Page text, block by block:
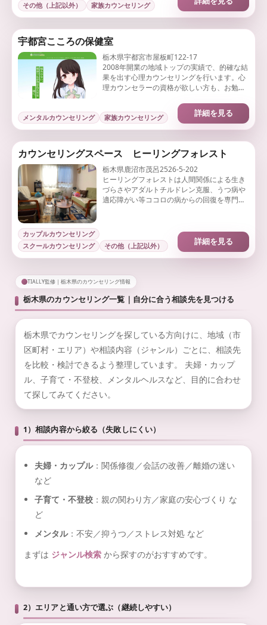
その他（上記以外） 家族カウンセリング
宇都宮こころの保健室
栃木県宇都宮市屋板町122-17
2008年開業の地域トップの実績で、的確な結
果を出す心理カウンセリングを行います。心
理カウンセラーの資格が欲しい方も、お勉強
メンタルカウンセリング 家族カウンセリング 詳細を見る
カウンセリングスペース ヒーリングフォレスト
栃木県鹿沼市茂呂2526-5-202
ヒーリングフォレストは人間関係による生き
づらさやアダルトチルドレン克服、うつ病や
適応障がい等ココロの病からの回復を専門と
カップルカウンセリング
スクールカウンセリング
その他（上記以外） 詳細を見る
TIALLY監修｜栃木県のカウンセリング情報
栃木県のカウンセリング一覧｜自分に合う相談先を見つける
栃木県でカウンセリングを探している方向けに、地域（市
区町村・エリア）や相談内容（ジャンル）ごとに、相談先
を比較・検討できるよう整理しています。 夫婦・カップ
ル、子育て・不登校、メンタルヘルスなど、目的に合わせ
て探してみてください。
1）相談内容から絞る（失敗しにくい）
夫婦・カップル：関係修復／会話の改善／離婚の迷い
など
子育て・不登校：親の関わり方／家庭の安心づくり な
ど
メンタル：不安／抑うつ／ストレス対処 など
まずは ジャンル検索から探すのがおすすめです。
2）エリアと通い方で選ぶ（継続しやすい）